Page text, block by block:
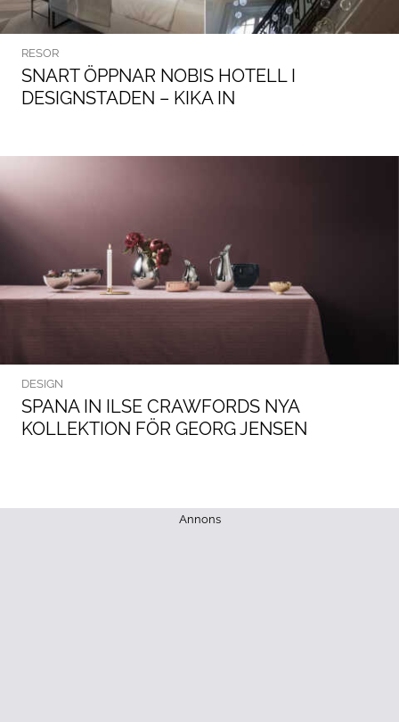
RESOR
SNART ÖPPNAR NOBIS HOTELL I
DESIGNSTADEN – KIKA IN
DESIGN
SPANA IN ILSE CRAWFORDS NYA
KOLLEKTION FÖR GEORG JENSEN
Annons